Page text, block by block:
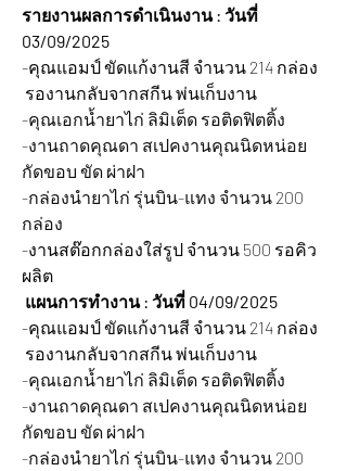
รายงานผลการดำเนินงาน : วันที่
03/09/2025
-คุณแอมป์ ขัดแก้งานสี จำนวน 214 กล่อง
รองานกลับจากสกีน พ่นเก็บงาน
-คุณเอกน้ำยาไก่ ลิมิเต็ด รอติดฟิตติ้ง
-งานถาดคุณดา สเปคงานคุณนิดหน่อย
กัดขอบ ขัด ผ่าฝา
-กล่องนำยาไก่ รุ่นบิน-แทง จำนวน 200
กล่อง
-งานสต๊อกกล่องใส่รูป จำนวน 500 รอคิว
ผลิต
แผนการทำงาน : วันที่ 04/09/2025
-คุณแอมป์ ขัดแก้งานสี จำนวน 214 กล่อง
รองานกลับจากสกีน พ่นเก็บงาน
-คุณเอกน้ำยาไก่ ลิมิเต็ด รอติดฟิตติ้ง
-งานถาดคุณดา สเปคงานคุณนิดหน่อย
กัดขอบ ขัด ผ่าฝา
-กล่องนำยาไก่ รุ่นบิน-แทง จำนวน 200